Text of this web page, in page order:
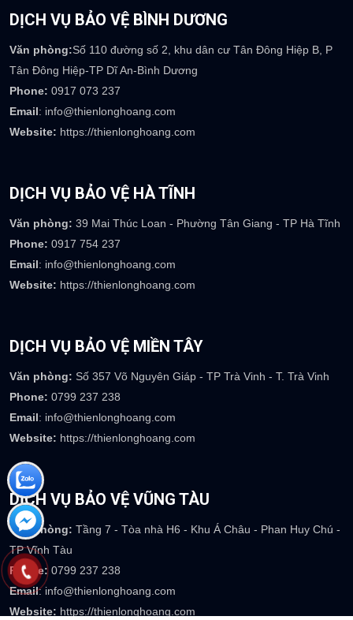
DỊCH VỤ BẢO VỆ BÌNH DƯƠNG
Văn phòng:Số 110 đường số 2, khu dân cư Tân Đông Hiệp B, P
Tân Đông Hiệp-TP Dĩ An-Bình Dương
Phone: 0917 073 237
Email: info@thienlonghoang.com
Website: https://thienlonghoang.com
DỊCH VỤ BẢO VỆ HÀ TĨNH
Văn phòng: 39 Mai Thúc Loan - Phường Tân Giang - TP Hà Tĩnh
Phone: 0917 754 237
Email: info@thienlonghoang.com
Website: https://thienlonghoang.com
DỊCH VỤ BẢO VỆ MIỀN TÂY
Văn phòng: Số 357 Võ Nguyên Giáp - TP Trà Vinh - T. Trà Vinh
Phone: 0799 237 238
Email: info@thienlonghoang.com
Website: https://thienlonghoang.com
DỊCH VỤ BẢO VỆ VŨNG TÀU
Văn phòng: Tầng 7 - Tòa nhà H6 - Khu Á Châu - Phan Huy Chú -
TP Vĩnh Tàu
Phone:0799 237 238
Email: info@thienlonghoang.com
Website: https://thienlonghoang.com